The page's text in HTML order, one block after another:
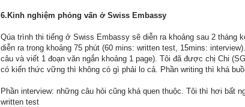
6.Kinh nghiệm phỏng vấn ở Swiss Embassy
Qúa trình thi tiếng ở Swiss Embassy sẽ diễn ra khoảng sau 2 tháng
diễn ra trong khoảng 75 phút (60 mins: written test, 15mins:
câu và viết 1 đoạn văn ngắn khoảng 1 page). Tôi đã được chị Chi
có kiến thức vững thì không có gì phải lo cả. Phần writing thì khá
Phần interview: những câu hỏi cũng khá quen thuộc. Tôi thì hơi bất
written test